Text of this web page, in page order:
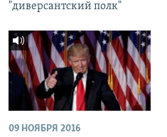
"диверсантский полк"
09 НОЯБРЯ 2016